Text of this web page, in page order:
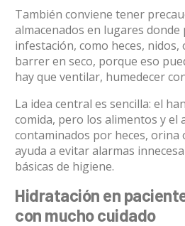
También conviene tener
almacenados en lugares
infestación, como heces,
barrer en seco, porque eso
hay que ventilar, humedecer
La idea central es sencilla: el
comida, pero los alimentos y el
contaminados por heces, orina
ayuda a evitar alarmas
básicas de higiene.
Hidratación en
con mucho cuidado